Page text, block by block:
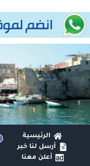
الرئيسية
أرسل لنا خبر
أعلن معنا